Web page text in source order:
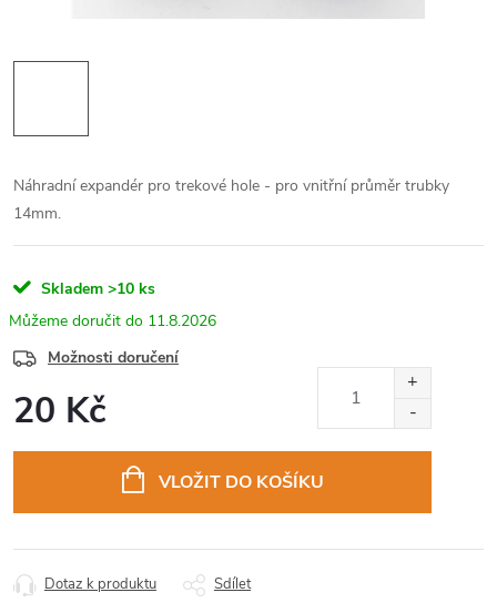
Náhradní expandér pro trekové hole - pro vnitřní průměr trubky
14mm.
Skladem >10 ks
11.8.2026
Možnosti doručení
20 Kč
VLOŽIT DO KOŠÍKU
Dotaz k produktu Sdílet